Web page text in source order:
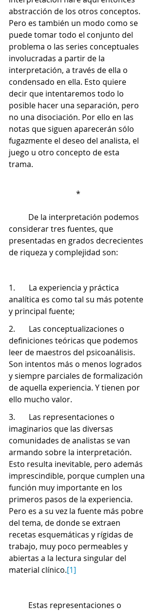
abstracción de los otros conceptos.
Pero es también un modo como se
puede tomar todo el conjunto del
problema o las series conceptuales
involucradas a partir de la
interpretación, a través de ella o
condensado en ella. Esto quiere
decir que intentaremos todo lo
posible hacer una separación, pero
no una disociación. Por ello en las
notas que siguen aparecerán sólo
fugazmente el deseo del analista, el
juego u otro concepto de esta
trama.
*
considerar tres fuentes, que
presentadas en grados decrecientes
de riqueza y complejidad son:
1.       La experiencia y práctica
analítica es como tal su más potente
y principal fuente;
2.       Las conceptualizaciones o
definiciones teóricas que podemos
leer de maestros del psicoanálisis.
Son intentos más o menos logrados
y siempre parciales de formalización
de aquella experiencia. Y tienen por
ello mucho valor.
3.       Las representaciones o
imaginarios que las diversas
comunidades de analistas se van
armando sobre la interpretación.
Esto resulta inevitable, pero además
imprescindible, porque cumplen una
función muy importante en los
primeros pasos de la experiencia.
Pero es a su vez la fuente más pobre
del tema, de donde se extraen
recetas esquemáticas y rígidas de
trabajo, muy poco permeables y
abiertas a la lectura singular del
material clínico.[1]